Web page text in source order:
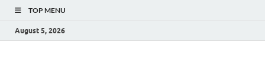
TOP MENU
August 5, 2026